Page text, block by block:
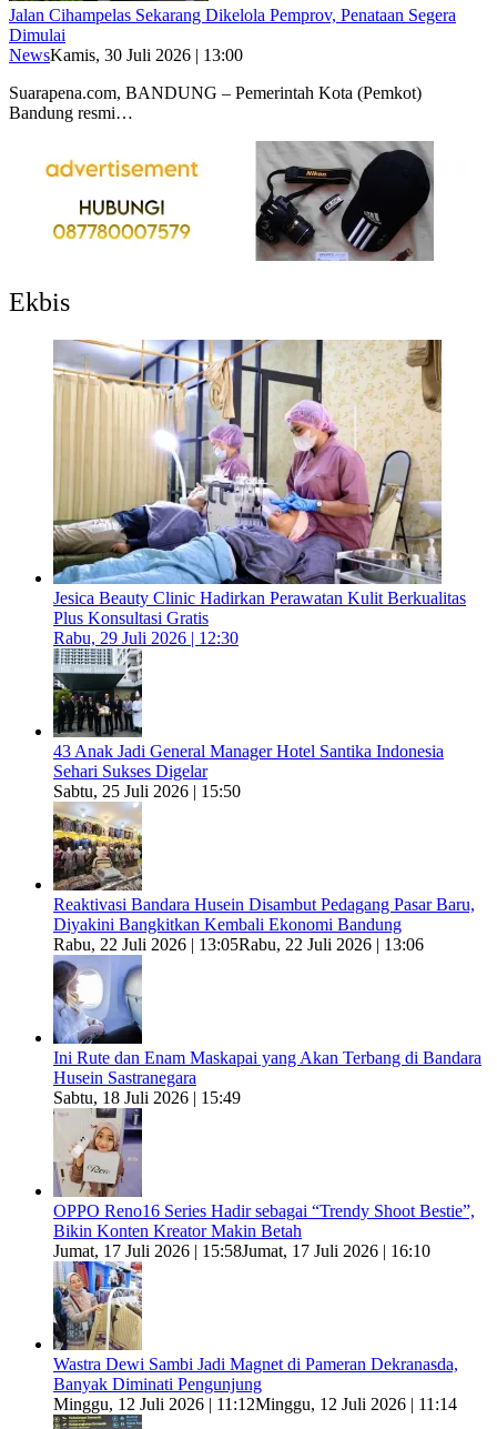
Jalan Cihampelas Sekarang Dikelola Pemprov, Penataan Segera
Dimulai
NewsKamis, 30 Juli 2026 | 13:00
Suarapena.com, BANDUNG – Pemerintah Kota (Pemkot)
Bandung resmi…
Ekbis
Jesica Beauty Clinic Hadirkan Perawatan Kulit Berkualitas
Plus Konsultasi Gratis
Rabu, 29 Juli 2026 | 12:30
43 Anak Jadi General Manager Hotel Santika Indonesia
Sehari Sukses Digelar
Sabtu, 25 Juli 2026 | 15:50
Reaktivasi Bandara Husein Disambut Pedagang Pasar Baru,
Diyakini Bangkitkan Kembali Ekonomi Bandung
Rabu, 22 Juli 2026 | 13:05Rabu, 22 Juli 2026 | 13:06
Ini Rute dan Enam Maskapai yang Akan Terbang di Bandara
Husein Sastranegara
Sabtu, 18 Juli 2026 | 15:49
OPPO Reno16 Series Hadir sebagai “Trendy Shoot Bestie”,
Bikin Konten Kreator Makin Betah
Jumat, 17 Juli 2026 | 15:58Jumat, 17 Juli 2026 | 16:10
Wastra Dewi Sambi Jadi Magnet di Pameran Dekranasda,
Banyak Diminati Pengunjung
Minggu, 12 Juli 2026 | 11:12Minggu, 12 Juli 2026 | 11:14